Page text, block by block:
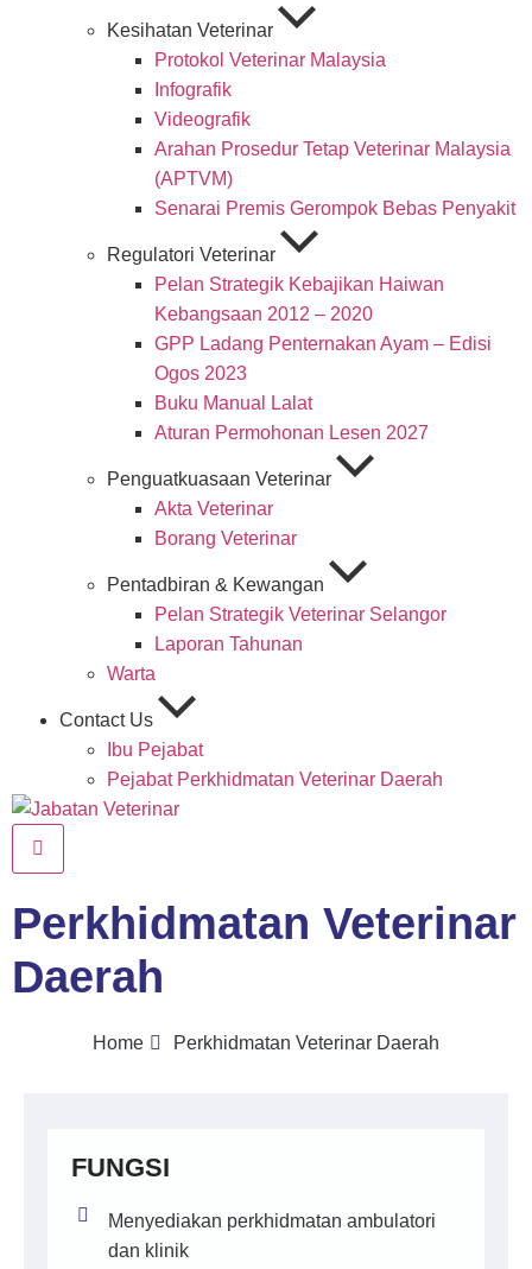
Kesihatan Veterinar
Protokol Veterinar Malaysia
Infografik
Videografik
Arahan Prosedur Tetap Veterinar Malaysia
(APTVM)
Senarai Premis Gerompok Bebas Penyakit
Regulatori Veterinar
Pelan Strategik Kebajikan Haiwan
Kebangsaan 2012 – 2020
GPP Ladang Penternakan Ayam – Edisi
Ogos 2023
Buku Manual Lalat
Aturan Permohonan Lesen 2027
Penguatkuasaan Veterinar
Akta Veterinar
Borang Veterinar
Pentadbiran & Kewangan
Pelan Strategik Veterinar Selangor
Laporan Tahunan
Warta
Contact Us
Ibu Pejabat
Pejabat Perkhidmatan Veterinar Daerah
Perkhidmatan Veterinar
Daerah
Home Perkhidmatan Veterinar Daerah
FUNGSI
Menyediakan perkhidmatan ambulatori
dan klinik